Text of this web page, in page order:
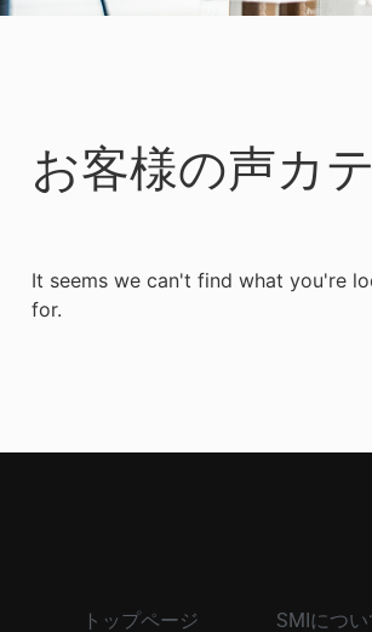
お客様の声カ
It seems we can't find what you're
for.
トップページ SMIについ